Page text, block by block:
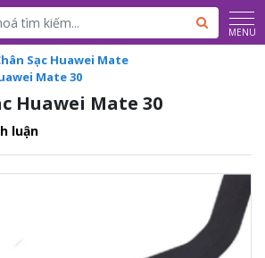
MENU
Sạc Huawei Mate
Mate 30
Huawei Mate 30
luận